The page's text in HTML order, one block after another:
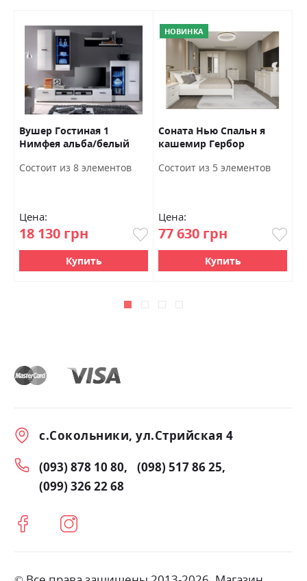
Вушер Гостиная 1
Нимфея альба/белый
Состоит из 8 элементов
Цена:
18 130 грн
Купить
НОВИНКА
Соната Нью Спальн я
кашемир Гербор
Состоит из 5 элементов
Цена:
77 630 грн
Купить
с.Сокольники, ул.Стрийская 4
(093) 878 10 80
(098) 517 86 25
(099) 326 22 68